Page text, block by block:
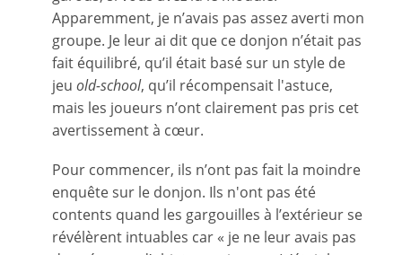
Apparemment, je n’avais pas assez averti mon
groupe. Je leur ai dit que ce donjon n’était pas
fait équilibré, qu’il était basé sur un style de
jeu old-school, qu’il récompensait l'astuce,
mais les joueurs n’ont clairement pas pris cet
avertissement à cœur.
Pour commencer, ils n’ont pas fait la moindre
enquête sur le donjon. Ils n'ont pas été
contents quand les gargouilles à l’extérieur se
révélèrent intuables car « je ne leur avais pas